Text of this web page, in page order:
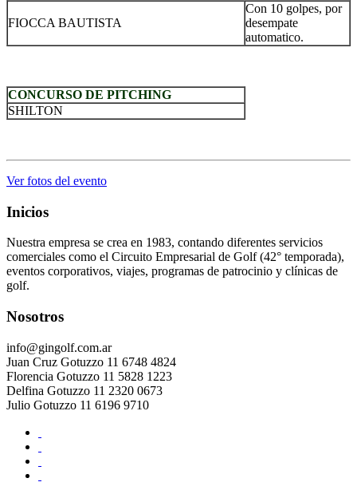
FIOCCA BAUTISTA
Con 10 golpes, por
desempate
automatico.
CONCURSO DE PITCHING
SHILTON
Ver fotos del evento
Inicios
Nuestra empresa se crea en 1983, contando diferentes servicios
comerciales como el Circuito Empresarial de Golf (42° temporada),
eventos corporativos, viajes, programas de patrocinio y clínicas de
golf.
Nosotros
info@gingolf.com.ar
Juan Cruz Gotuzzo 11 6748 4824
Florencia Gotuzzo 11 5828 1223
Delfina Gotuzzo 11 2320 0673
Julio Gotuzzo 11 6196 9710